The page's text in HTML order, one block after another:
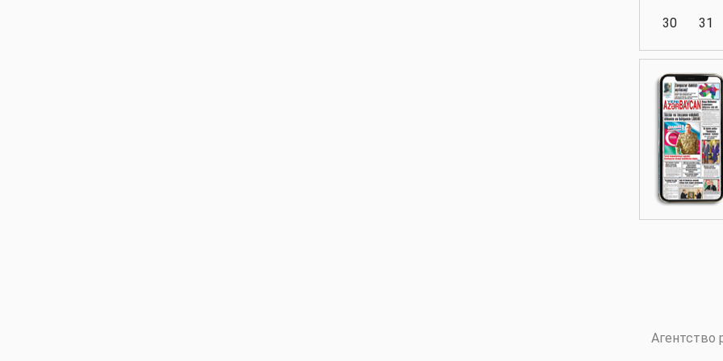
Аналитика
Аналитика
30
31
Агентство